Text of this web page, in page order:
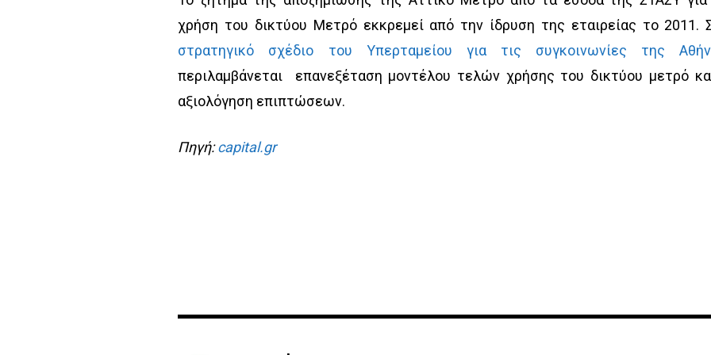
χρήση του δικτύου Μετρό εκκρεμεί από την ίδρυση της εταιρείας το 2011.
στρατηγικό σχέδιο του Υπερταμείου για τις συγκοινωνίες της
περιλαμβάνεται επανεξέταση μοντέλου τελών χρήσης του δικτύου μετρό
αξιολόγηση επιπτώσεων.
Πηγή:capital.gr